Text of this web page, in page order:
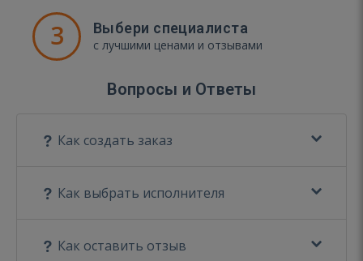
3 Выбери специалиста
с лучшими ценами и отзывами
Вопросы и Ответы
Как создать заказ
Как выбрать исполнителя
Как оставить отзыв